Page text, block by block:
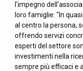
l'impegno
loro famiglie: "In
al centro la persona,
offrendo servizi
esperti del settore
investimenti nella
sempre più efficaci e